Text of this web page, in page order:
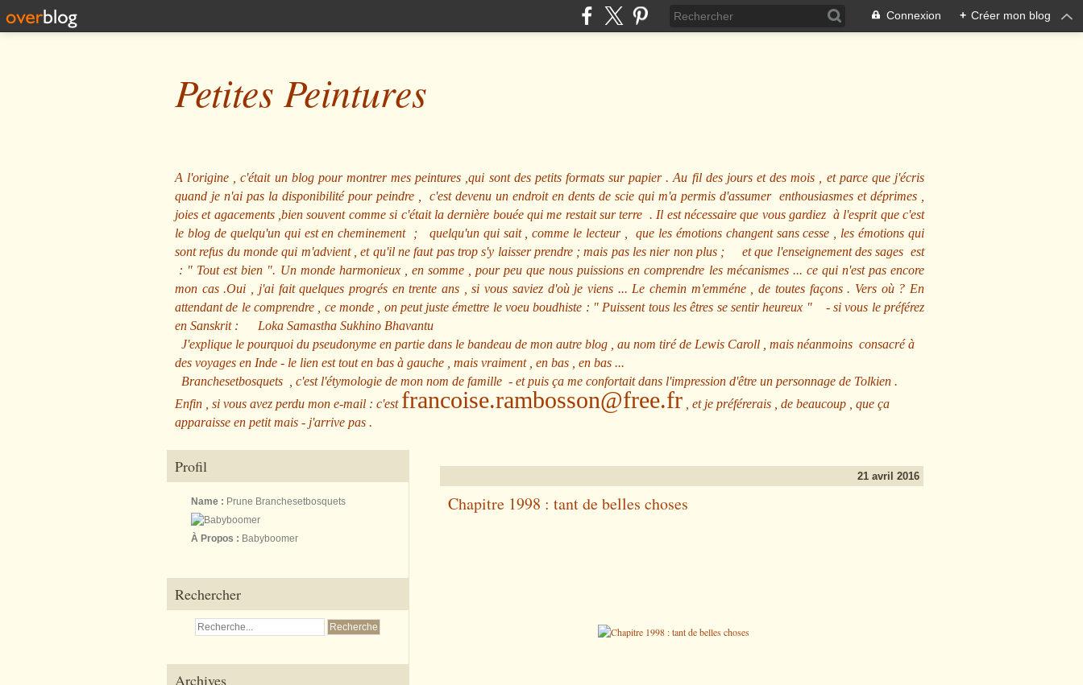
Connexion + Créer mon blog
Petites Peintures
A l'origine , c'était un blog pour montrer mes peintures ,qui sont des petits formats sur papier . Au fil des jours et des mois , et parce que j'écris
quand je n'ai pas la disponibilité pour peindre , c'est devenu un endroit en dents de scie qui m'a permis d'assumer enthousiasmes et déprimes ,
joies et agacements ,bien souvent comme si c'était la dernière bouée qui me restait sur terre . Il est nécessaire que vous gardiez à l'esprit que c'est
le blog de quelqu'un qui est en cheminement ; quelqu'un qui sait , comme le lecteur , que les émotions changent sans cesse , les émotions qui
sont refus du monde qui m'advient , et qu'il ne faut pas trop s'y laisser prendre ; mais pas les nier non plus ; et que l'enseignement des sages est
: " Tout est bien ". Un monde harmonieux , en somme , pour peu que nous puissions en comprendre les mécanismes ... ce qui n'est pas encore
mon cas .Oui , j'ai fait quelques progrés en trente ans , si vous saviez d'où je viens ... Le chemin m'emméne , de toutes façons . Vers où ? En
attendant de le comprendre , ce monde , on peut juste émettre le voeu boudhiste : " Puissent tous les êtres se sentir heureux " - si vous le préférez
en Sanskrit : Loka Samastha Sukhino Bhavantu
J'explique le pourquoi du pseudonyme en partie dans le bandeau de mon autre blog , au nom tiré de Lewis Caroll , mais néanmoins consacré à
des voyages en Inde - le lien est tout en bas à gauche , mais vraiment , en bas , en bas ...
Branchesetbosquets
, c'est l'étymologie de mon nom de famille - et puis ça me confortait dans l'impression d'être un personnage de Tolkien .
Enfin , si vous avez perdu mon e-mail : c'est francoise.rambosson@free.fr , et je préférerais , de beaucoup , que ça
apparaisse en petit mais - j'arrive pas .
Profil
Name : Prune Branchesetbosquets
À Propos : Babyboomer
Rechercher
Archives
21 avril 2016
Chapitre 1998 : tant de belles choses